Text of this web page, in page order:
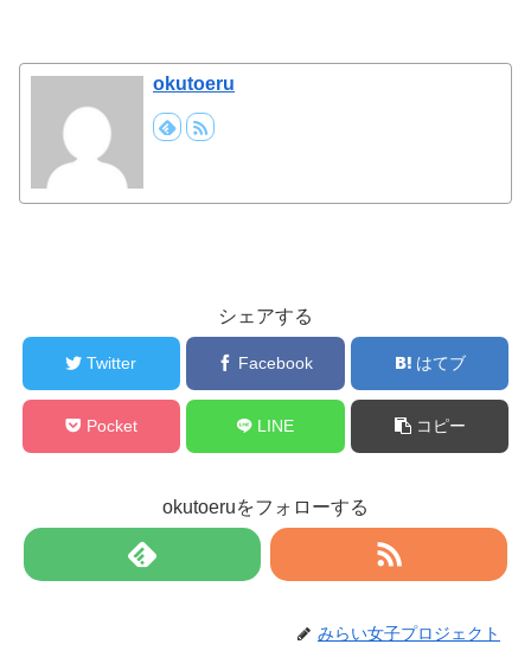
okutoeru
シェアする
Twitter Facebook はてブ
Pocket LINE コピー
okutoeruをフォローする
みらい女子プロジェクト